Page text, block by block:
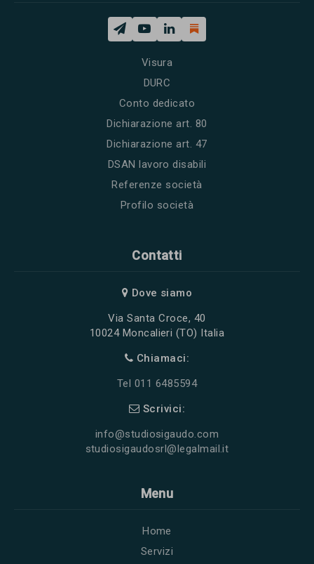
Visura
DURC
Conto dedicato
Dichiarazione art. 80
Dichiarazione art. 47
DSAN lavoro disabili
Referenze società
Profilo società
Contatti
Dove siamo
Via Santa Croce, 40
10024 Moncalieri (TO) Italia
Chiamaci:
Tel 011 6485594
Scrivici:
info@studiosigaudo.com
studiosigaudosrl@legalmail.it
Menu
Home
Servizi